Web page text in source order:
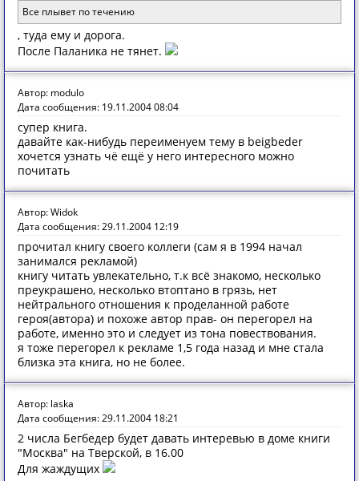
Все плывет по течению
, туда ему и дорога.
После Паланика не тянет.
Автор: modulo
Дата сообщения: 19.11.2004 08:04
супер книга.
давайте как-нибудь переименуем тему в beigbeder
хочется узнать чё ещё у него интересного можно
почитать
Автор: Widok
Дата сообщения: 29.11.2004 12:19
прочитал книгу своего коллеги (сам я в 1994 начал
занимался рекламой)
книгу читать увлекательно, т.к всё знакомо, несколько
преукрашено, несколько втоптано в грязь, нет
нейтрального отношения к проделанной работе
героя(автора) и похоже автор прав- он перегорел на
работе, именно это и следует из тона повествования.
я тоже перегорел к рекламе 1,5 года назад и мне стала
близка эта книга, но не более.
Автор: laska
Дата сообщения: 29.11.2004 18:21
2 числа Бегбедер будет давать интеревью в доме книги
"Москва" на Тверской, в 16.00
Для жаждущих